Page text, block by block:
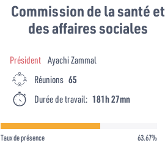
Commission de la santé et
des affaires sociales
Président Ayachi Zammal
Réunions 65
Durée de travail: 181h 27mn
Taux de présence 63.67%